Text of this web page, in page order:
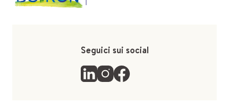
Seguici sui social